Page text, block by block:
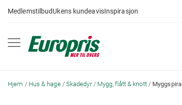
til
MedlemstilbudUkens kundeavisInspirasjon
Hjem Hus & hage Skadedyr Mygg, flått & knott Myggspiral